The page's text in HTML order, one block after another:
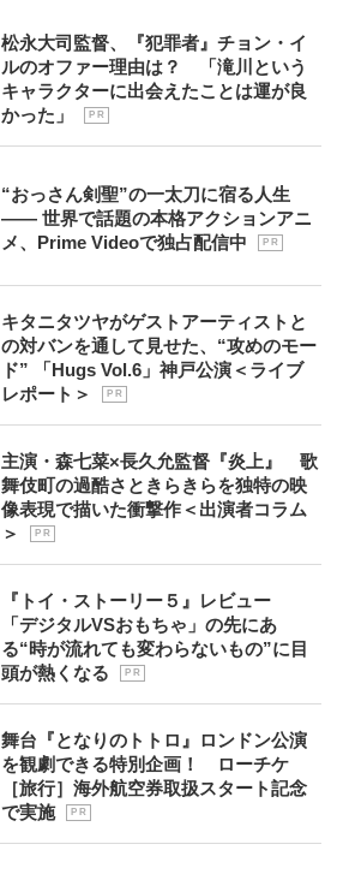
松永大司監督、『犯罪者』チョン・イ
ルのオファー理由は？ 「滝川という
キャラクターに出会えたことは運が良
かった」
P R
“おっさん剣聖”の一太刀に宿る人生
―― 世界で話題の本格アクションアニ
メ、Prime Videoで独占配信中
P R
キタニタツヤがゲストアーティストと
の対バンを通して見せた、“攻めのモー
ド” 「Hugs Vol.6」神戸公演＜ライブ
レポート＞
P R
主演・森七菜×長久允監督『炎上』 歌
舞伎町の過酷さときらきらを独特の映
像表現で描いた衝撃作＜出演者コラム
＞
P R
『トイ・ストーリー５』レビュー
「デジタルVSおもちゃ」の先にあ
る“時が流れても変わらないもの”に目
頭が熱くなる
P R
舞台『となりのトトロ』ロンドン公演
を観劇できる特別企画！ ローチケ
［旅行］海外航空券取扱スタート記念
で実施
P R